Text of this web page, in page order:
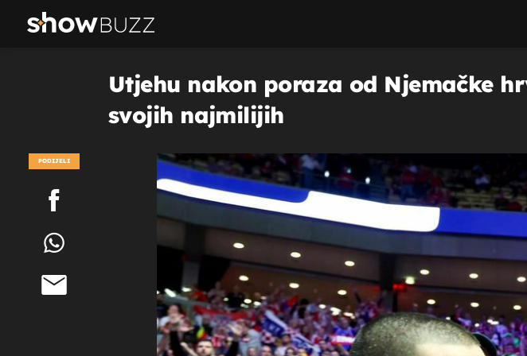
Utjehu nakon poraza od Njemačke
svojih najmilijih
PODIJELI
POGLEDAJ